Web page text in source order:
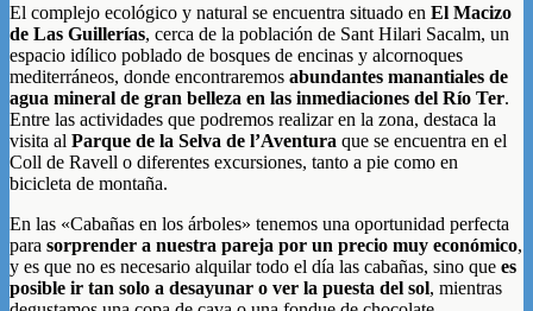
El complejo ecológico y natural se encuentra situado en El Macizo
de Las Guillerías, cerca de la población de Sant Hilari Sacalm, un
espacio idílico poblado de bosques de encinas y alcornoques
mediterráneos, donde encontraremos abundantes manantiales de
agua mineral de gran belleza en las inmediaciones del Río Ter.
Entre las actividades que podremos realizar en la zona, destaca la
visita al Parque de la Selva de l’Aventura que se encuentra en el
Coll de Ravell o diferentes excursiones, tanto a pie como en
bicicleta de montaña.
En las «Cabañas en los árboles» tenemos una oportunidad perfecta
para sorprender a nuestra pareja por un precio muy económico,
y es que no es necesario alquilar todo el día las cabañas, sino que es
posible ir tan solo a desayunar o ver la puesta del sol, mientras